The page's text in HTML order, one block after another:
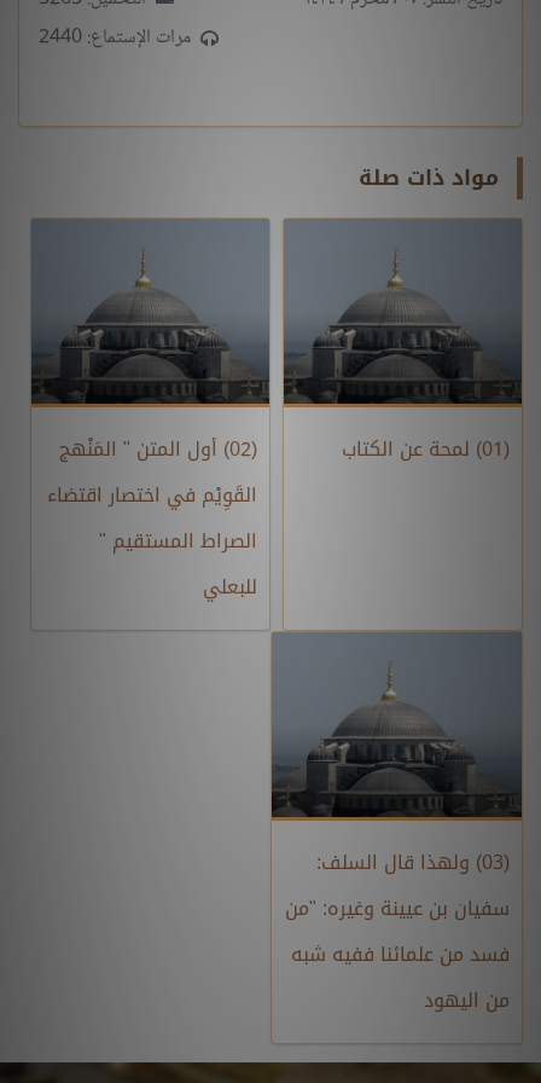
مرات الإستماع: 2440
مواد ذات صلة
(01) لمحة عن الكتاب
(02) أول المتن " المَنْهج
القَوِيْم في اختصار اقتضاء
الصراط المستقيم "
للبعلي
(03) ولهذا قال السلف:
سفيان بن عيينة وغيره: "من
فسد من علمائنا ففيه شبه
من اليهود